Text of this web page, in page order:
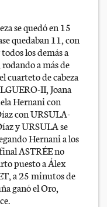
se quedó en 15
quedaban 11, con
los demás a
a más de
cuarteto de cabeza
II, Joana
Hernani con
con URSULA-
y URSULA se
Hernani a los
ASTRÉE no
puesto a Álex
a 25 minutos de
ganó el Oro,